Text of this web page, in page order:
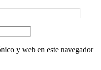
y web en este navegador